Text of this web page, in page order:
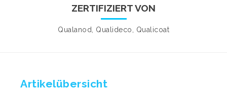
ZERTIFIZIERT VON
Qualanod, Qualideco, Qualicoat
Artikelübersicht